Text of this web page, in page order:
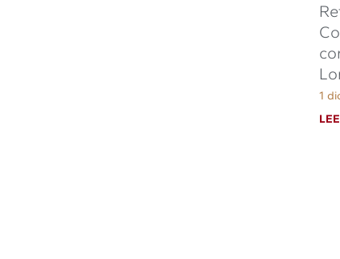
1